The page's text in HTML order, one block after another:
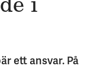
i
ett ansvar. På